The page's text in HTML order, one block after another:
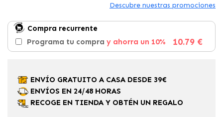
Descubre nuestras promociones
Compra recurrente
Programa tu compra y ahorra un 10% 10.79 €
ENVÍO GRATUITO A CASA DESDE 39€
ENVÍOS EN 24/48 HORAS
RECOGE EN TIENDA Y OBTÉN UN REGALO